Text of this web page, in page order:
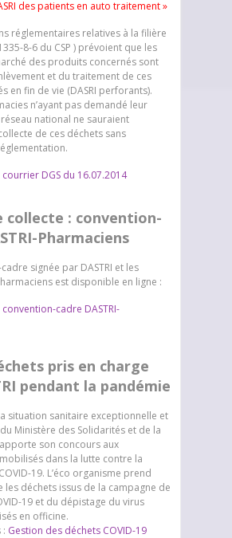
des patients en auto traitement »
réglementaires relatives à la filière
8-6 du CSP ) prévoient que les
des produits concernés sont
et du traitement de ces
en fin de vie (DASRI perforants).
n’ayant pas demandé leur
national ne sauraient
de ces déchets sans
DGS du 16.07.2014
collecte : convention-
Pharmaciens
signée par DASTRI et les
est disponible en ligne :
cadre DASTRI-
pris en charge
pendant la pandémie
situation sanitaire exceptionnelle et
Ministère des Solidarités et de la
apporte son concours aux
dans la lutte contre la
19. L’éco organisme prend
les déchets issus de la campagne de
19 et du dépistage du virus
en officine.
: Gestion des déchets COVID-19